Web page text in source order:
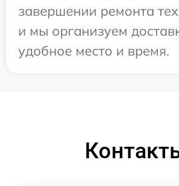
завершении ремонта
и мы организуем
удобное место и время.